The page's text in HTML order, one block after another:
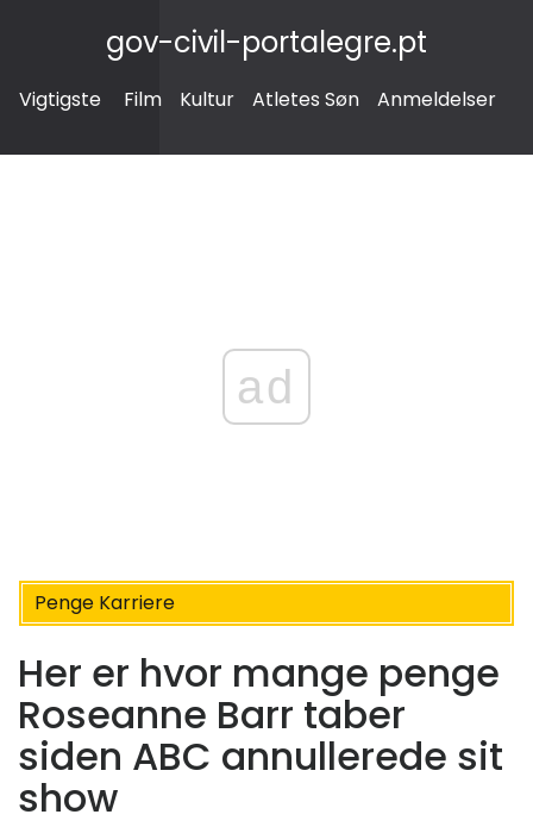
gov-civil-portalegre.pt
Vigtigste Film Kultur Atletes Søn Anmeldelser
ad
Penge Karriere
Her er hvor mange penge
Roseanne Barr taber
siden ABC annullerede sit
show